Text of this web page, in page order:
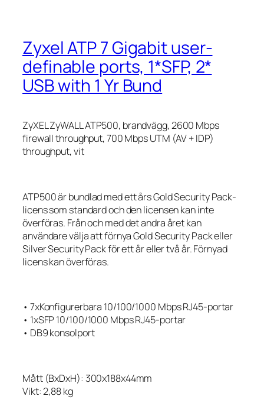
Zyxel ATP 7 Gigabit user-
definable ports, 1*SFP, 2*
USB with 1 Yr Bund
ZyXEL ZyWALL ATP500, brandvägg, 2600 Mbps
firewall throughput, 700 Mbps UTM (AV + IDP)
throughput, vit
ATP500 är bundlad med ett års Gold Security Pack-
licens som standard och den licensen kan inte
överföras. Från och med det andra året kan
användare välja att förnya Gold Security Pack eller
Silver Security Pack för ett år eller två år. Förnyad
licens kan överföras.
• 7xKonfigurerbara 10/100/1000 Mbps RJ45-portar
• 1xSFP 10/100/1000 Mbps RJ45-portar
• DB9 konsolport
Mått (BxDxH): 300x188x44mm
Vikt: 2,88 kg